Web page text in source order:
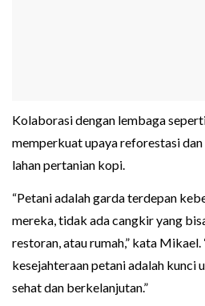
Kolaborasi dengan lembaga
memperkuat upaya reforestasi
lahan pertanian kopi.
“Petani adalah garda terdepan
mereka, tidak ada cangkir yang
restoran, atau rumah,” kata Mikael.
kesejahteraan petani adalah kunci
sehat dan berkelanjutan.”